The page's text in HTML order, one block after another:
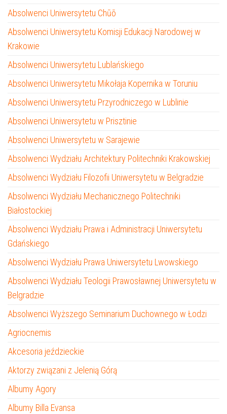
Absolwenci Uniwersytetu Chūō
Absolwenci Uniwersytetu Komisji Edukacji Narodowej w
Krakowie
Absolwenci Uniwersytetu Lublańskiego
Absolwenci Uniwersytetu Mikołaja Kopernika w Toruniu
Absolwenci Uniwersytetu Przyrodniczego w Lublinie
Absolwenci Uniwersytetu w Prisztinie
Absolwenci Uniwersytetu w Sarajewie
Absolwenci Wydziału Architektury Politechniki Krakowskiej
Absolwenci Wydziału Filozofii Uniwersytetu w Belgradzie
Absolwenci Wydziału Mechanicznego Politechniki
Białostockiej
Absolwenci Wydziału Prawa i Administracji Uniwersytetu
Gdańskiego
Absolwenci Wydziału Prawa Uniwersytetu Lwowskiego
Absolwenci Wydziału Teologii Prawosławnej Uniwersytetu w
Belgradzie
Absolwenci Wyższego Seminarium Duchownego w Łodzi
Agriocnemis
Akcesoria jeździeckie
Aktorzy związani z Jelenią Górą
Albumy Agory
Albumy Billa Evansa